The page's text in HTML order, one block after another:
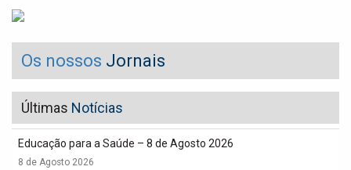
Os nossos Jornais
Últimas Notícias
Educação para a Saúde – 8 de Agosto 2026
8 de Agosto 2026